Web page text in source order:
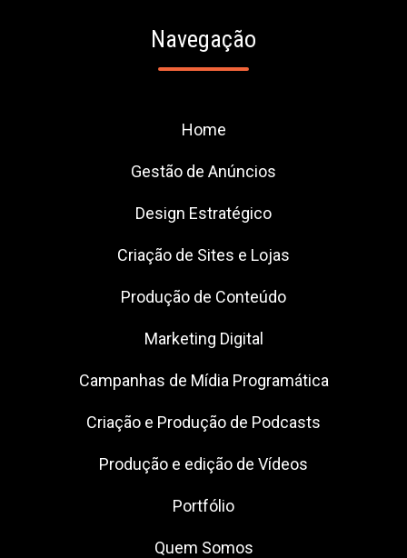
Navegação
Home
Gestão de Anúncios
Design Estratégico
Criação de Sites e Lojas
Produção de Conteúdo
Marketing Digital
Campanhas de Mídia Programática
Criação e Produção de Podcasts
Produção e edição de Vídeos
Portfólio
Quem Somos